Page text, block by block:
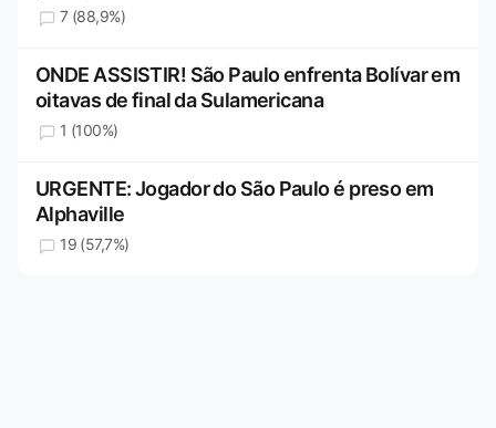
7 (88,9%)
ONDE ASSISTIR! São Paulo enfrenta Bolívar em
oitavas de final da Sulamericana
1 (100%)
URGENTE: Jogador do São Paulo é preso em
Alphaville
19 (57,7%)